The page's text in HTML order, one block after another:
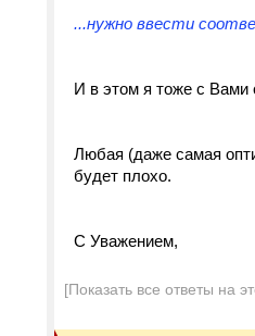
...нужно ввести
И в этом я тоже с Вами
Любая (даже самая
будет плохо.
С Уважением,
[Показать все ответы на